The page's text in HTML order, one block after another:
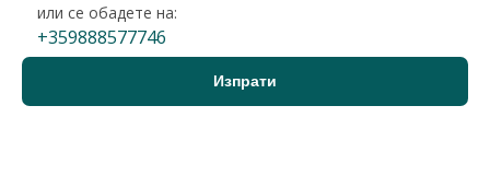
или се обадете на:
+359888577746